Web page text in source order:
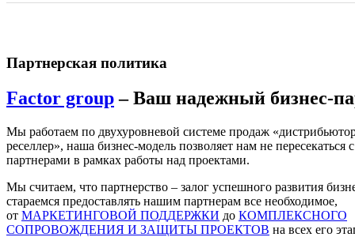
Партнерская политика
Factor group– Ваш надежный бизнес-
Мы работаем по двухуровневой системе продаж
реселлер», наша бизнес-модель позволяет нам не пересекаться с
партнерами в рамках работы над проектами.
Мы считаем, что партнерство – залог успешного развития
стараемся предоставлять нашим партнерам все необходимое,
от МАРКЕТИНГОВОЙ ПОДДЕРЖКИ до КОМПЛЕКСНОГО
СОПРОВОЖДЕНИЯ И ЗАЩИТЫ ПРОЕКТОВ на всех его